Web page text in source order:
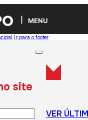
MENU
Ir para o footer
site
VER